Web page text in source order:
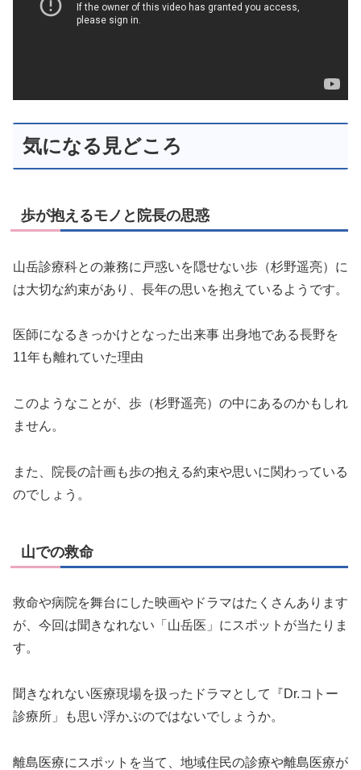
気になる見どころ
歩が抱えるモノと院長の思惑
山岳診療科との兼務に戸惑いを隠せない歩（杉野遥亮）に
は大切な約束があり、長年の思いを抱えているようです。
医師になるきっかけとなった出来事 出身地である長野を
11年も離れていた理由
このようなことが、歩（杉野遥亮）の中にあるのかもしれ
ません。
また、院長の計画も歩の抱える約束や思いに関わっている
のでしょう。
山での救命
救命や病院を舞台にした映画やドラマはたくさんあります
が、今回は聞きなれない「山岳医」にスポットが当たりま
す。
聞きなれない医療現場を扱ったドラマとして『Dr.コトー
診療所」も思い浮かぶのではないでしょうか。
離島医療にスポットを当て、地域住民の診療や離島医療が